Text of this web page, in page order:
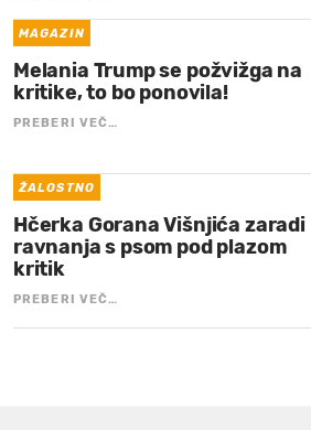
MAGAZIN
Melania Trump se požvižga na
kritike, to bo ponovila!
PREBERI VEČ…
ŽALOSTNO
Hčerka Gorana Višnjića zaradi
ravnanja s psom pod plazom
kritik
PREBERI VEČ…